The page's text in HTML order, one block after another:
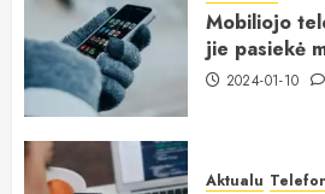
Mobiliojo
jie pasiekė
2024-01-10
Aktualu